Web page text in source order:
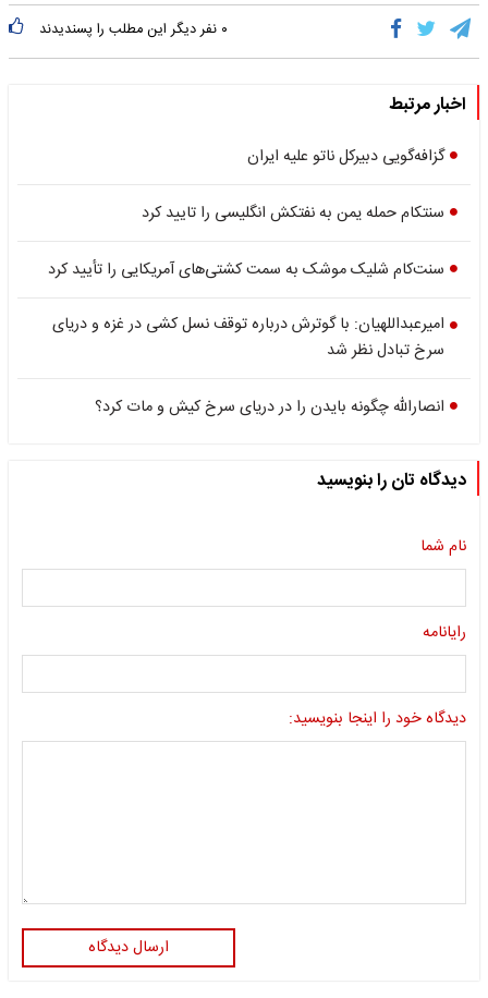
۰ نفر دیگر این مطلب را پسندیدند
اخبار مرتبط
گزافه‌گویی دبیرکل ناتو علیه ایران
سنتکام حمله یمن به نفتکش انگلیسی را تایید کرد
سنت‌کام شلیک موشک به سمت کشتی‌‌های آمریکایی را تأیید کرد
امیرعبداللهیان: با گوترش درباره توقف نسل کشی در غزه و دریای
سرخ تبادل نظر شد
انصارالله چگونه بایدن را در دریای سرخ کیش و مات کرد؟
دیدگاه تان را بنویسید
نام شما
رایانامه
دیدگاه خود را اینجا بنویسید:
ارسال دیدگاه